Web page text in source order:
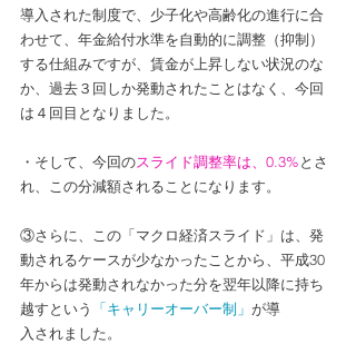
導入された制度で、少子化や高齢化の進行に合
わせて、年金給付水準を自動的に調整（抑制）
する仕組みですが、賃金が上昇しない状況のな
か、過去３回しか発動されたことはなく、今回
は４回目となりました。
・そして、今回のスライド調整率は、0.3%とさ
れ、この分減額されることになります。
③さらに、この「マクロ経済スライド」は、発
動されるケースが少なかったことから、平成30
年からは発動されなかった分を翌年以降に持ち
越すという
「キャリーオーバー制」 が導
入されました。